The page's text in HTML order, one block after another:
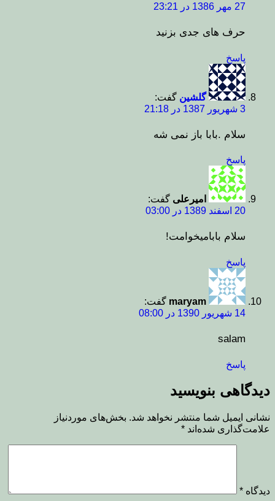
27 مهر 1386 در 23:21
حرف های جدی بزنید
پاسخ
گلشین گفت:
3 شهریور 1387 در 21:18
سلام .بابا باز نمی شه
پاسخ
امیرعلی گفت:
20 اسفند 1389 در 03:00
سلام بابامیخوامت!
پاسخ
maryam گفت:
14 شهریور 1390 در 08:00
salam
پاسخ
دیدگاهی بنویسید
نشانی ایمیل شما منتشر نخواهد شد. بخش‌های موردنیاز
علامت‌گذاری شده‌اند *
دیدگاه *